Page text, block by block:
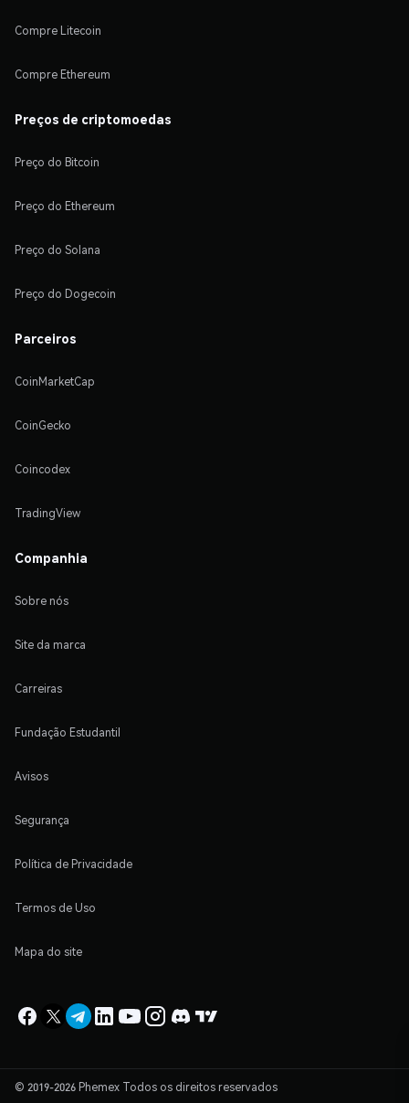
Compre Litecoin
Compre Ethereum
Preços de criptomoedas
Preço do Bitcoin
Preço do Ethereum
Preço do Solana
Preço do Dogecoin
Parceiros
CoinMarketCap
CoinGecko
Coincodex
TradingView
Companhia
Sobre nós
Site da marca
Carreiras
Fundação Estudantil
Avisos
Segurança
Política de Privacidade
Termos de Uso
Mapa do site
© 2019-2026 Phemex Todos os direitos reservados